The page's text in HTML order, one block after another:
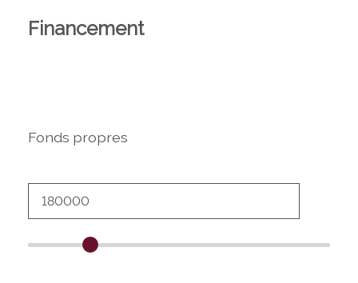
Financement
Fonds propres